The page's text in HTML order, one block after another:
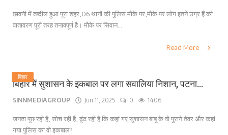
छावनी में तब्दील हुआ पूरा शहर,06 थानों की पुलिस मौके पर,मौके पर लोग इतने उग्र हैं की
वातावरण पूरी तरह तनावपूर्ण है। मौके पर सिवान...
Read More
बिहार
बिहार में सुशासन के इकबाल पर लगा सवालिया निशान, पटना...
SINNMEDIAGROUP Jun 11, 2025 0 1406
जनता पूछ रही है, सोच रही है, ढूंढ रही है कि कहां गए सुशासन बाबू के वो पुराने तेवर और कहां
गया पुलिस का वो इकबाल?